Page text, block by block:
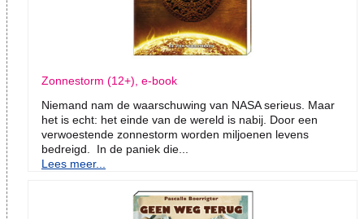
Zonnestorm (12+), e-book
Niemand nam de waarschuwing van NASA serieus. Maar
het is echt: het einde van de wereld is nabij. Door een
verwoestende zonnestorm worden miljoenen levens
bedreigd. In de paniek die...
Lees meer...